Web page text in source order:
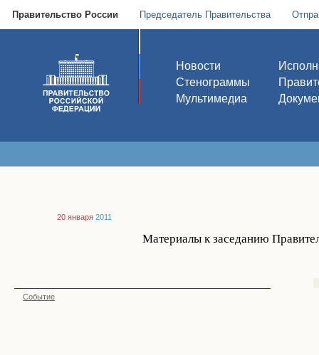
Правительство России Председатель Правительства
Новости
Стенограммы
Мультимедиа
20 января 2011
Материалы к заседанию
Событие